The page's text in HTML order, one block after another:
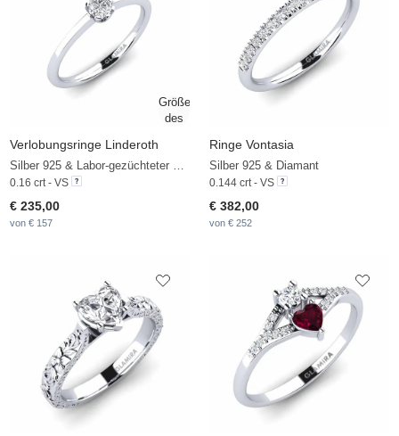
Verlobungsringe Linderoth
Silber 925 & Labor-gezüchteter Diamant
0.16 crt - VS
€ 235,00
von € 157
Ringe Vontasia
Silber 925 & Diamant
0.144 crt - VS
€ 382,00
von € 252